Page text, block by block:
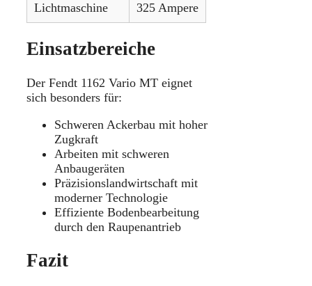
Lichtmaschine 325 Ampere
Einsatzbereiche
Der Fendt 1162 Vario MT eignet
sich besonders für:
Schweren Ackerbau mit hoher
Zugkraft
Arbeiten mit schweren
Anbaugeräten
Präzisionslandwirtschaft mit
moderner Technologie
Effiziente Bodenbearbeitung
durch den Raupenantrieb
Fazit